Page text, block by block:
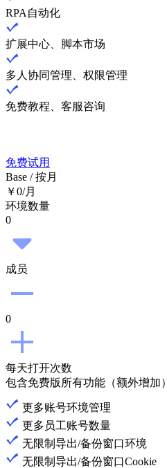
RPA自动化
扩展中心、脚本市场
多人协同管理、权限管理
免费教程、客服咨询
免费试用
Base / 按月
￥0/月
环境数量
0
成员
0
每天打开次数
包含免费版所有功能（额外增加）
更多账号环境管理
更多员工账号数量
无限制导出/备份窗口环境
无限制导出/备份窗口Cookie